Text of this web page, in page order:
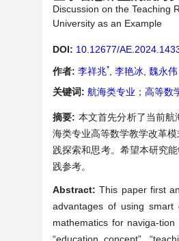
Discussion on the Teaching
University as an Example
DOI: 10.12677/
作者: 李祥兆* 李艳冰 魏永伟
关键词: 航海类专业 ； 高等数
摘要: 本文首先分析了当前航
海类专业高等数学教学改革
践探索和思考。希望本研究
践参考。
Abstract:This paper first
advantages of using
mathematics for naviga-